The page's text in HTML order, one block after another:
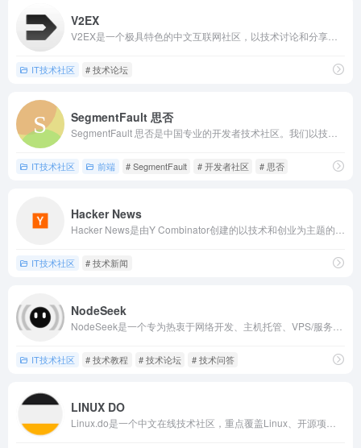
V2EX
IT技术社区 # 技术论坛
SegmentFault 思否
IT技术社区 前端 # SegmentFault # 开发者社区 # 思否
Hacker News
IT技术社区 # 技术新闻
NodeSeek
IT技术社区 # 技术教程 # 技术论坛 # 技术问答
LINUX DO